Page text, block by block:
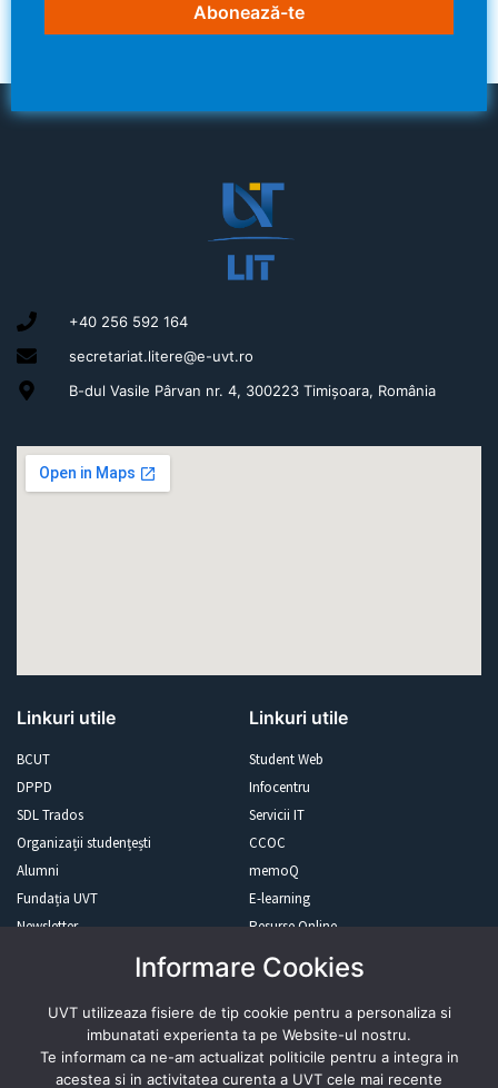
Abonează-te
+40 256 592 164
secretariat.litere@e-uvt.ro
B-dul Vasile Pârvan nr. 4, 300223 Timișoara, România
Linkuri utile
BCUT
DPPD
SDL Trados
Organizații studențești
Alumni
Fundația UVT
Newsletter
Linkuri utile
Student Web
Infocentru
Servicii IT
CCOC
memoQ
E-learning
Resurse Online
Revista presei
Informare Cookies
UVT utilizeaza fisiere de tip cookie pentru a personaliza si
imbunatati experienta ta pe Website-ul nostru.
Te informam ca ne-am actualizat politicile pentru a integra in
acestea si in activitatea curenta a UVT cele mai recente